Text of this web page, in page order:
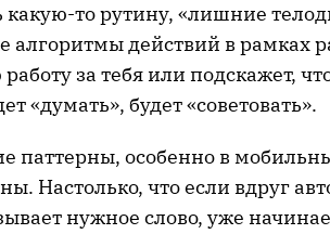
какую-то рутину, «лишние
алгоритмы действий в рамках
за тебя или подскажет,
«думать», будет «советовать».
паттерны, особенно в
Настолько, что если вдруг
нужное слово, уже